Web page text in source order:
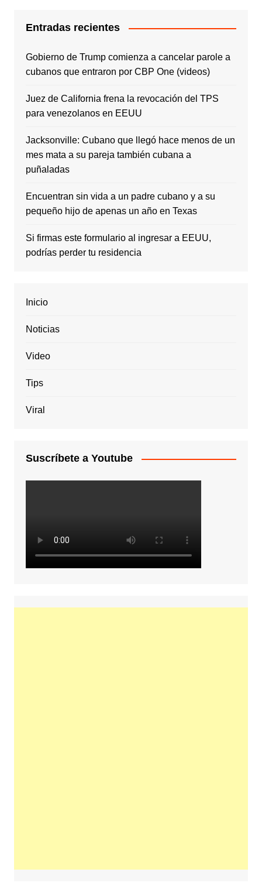
Entradas recientes
Gobierno de Trump comienza a cancelar parole a
cubanos que entraron por CBP One (videos)
Juez de California frena la revocación del TPS
para venezolanos en EEUU
Jacksonville: Cubano que llegó hace menos de un
mes mata a su pareja también cubana a
puñaladas
Encuentran sin vida a un padre cubano y a su
pequeño hijo de apenas un año en Texas
Si firmas este formulario al ingresar a EEUU,
podrías perder tu residencia
Inicio
Noticias
Video
Tips
Viral
Suscríbete a Youtube